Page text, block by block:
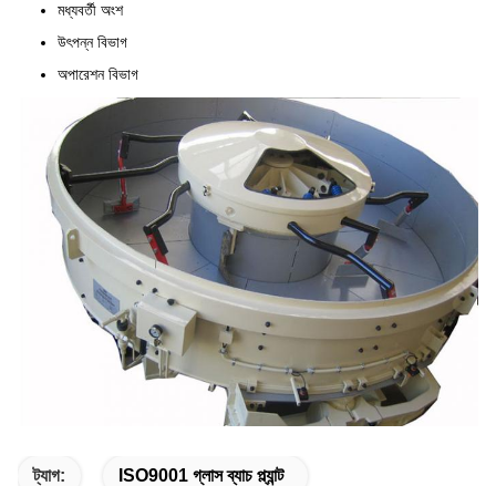
মধ্যবর্তী অংশ
উৎপন্ন বিভাগ
অপারেশন বিভাগ
ট্যাগ: ISO9001 গ্লাস ব্যাচ প্ল্যান্ট